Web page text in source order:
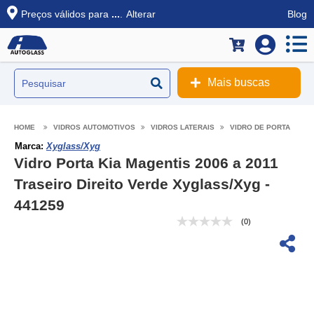
Preços válidos para ... Alterar Blog
Mais buscas
VIDROS AUTOMOTIVOS VIDROS LATERAIS VIDRO DE PORTA
Marca:Xyglass/Xyg
Vidro Porta Kia Magentis 2006 a 2011
Traseiro Direito Verde Xyglass/Xyg -
441259
(0)